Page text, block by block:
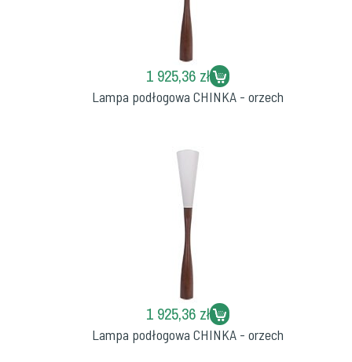
1 925,36 zł
Lampa podłogowa CHINKA - orzech
1 925,36 zł
Lampa podłogowa CHINKA - orzech